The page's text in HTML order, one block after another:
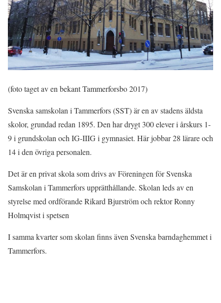
(foto taget av en bekant Tammerforsbo 2017)
Svenska samskolan i Tammerfors (SST) är en av stadens äldsta
skolor, grundad redan 1895. Den har drygt 300 elever i årskurs 1-
9 i grundskolan och IG-IIIG i gymnasiet. Här jobbar 28 lärare och
14 i den övriga personalen.
Det är en privat skola som drivs av Föreningen för Svenska
Samskolan i Tammerfors upprätthållande. Skolan leds av en
styrelse med ordförande Rikard Bjurström och rektor Ronny
Holmqvist i spetsen
I samma kvarter som skolan finns även Svenska barndaghemmet i
Tammerfors.